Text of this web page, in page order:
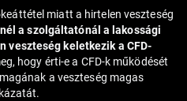
miatt a hirtelen veszteség
a szolgáltatónál a lakossági
veszteség keletkezik a CFD-
hogy érti-e a CFD-k működését
a veszteség magas